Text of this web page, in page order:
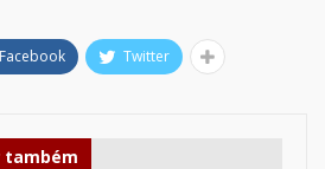
Facebook Twitter
também